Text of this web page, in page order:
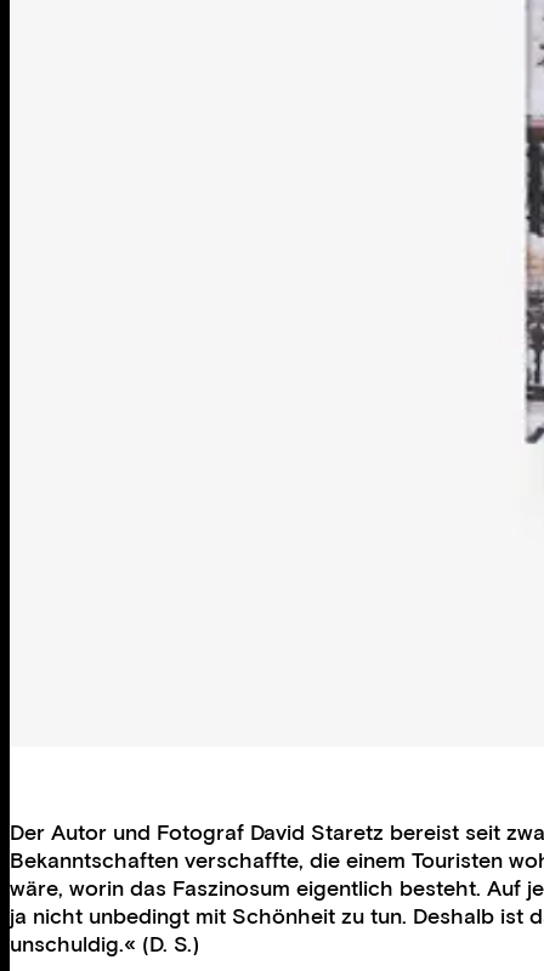
Der Autor und Fotograf David Staretz bereist seit
Bekanntschaften verschaffte, die einem Touristen
wäre, worin das Faszinosum eigentlich besteht. Auf
ja nicht unbedingt mit Schönheit zu tun. Deshalb ist
unschuldig.« (D. S.)